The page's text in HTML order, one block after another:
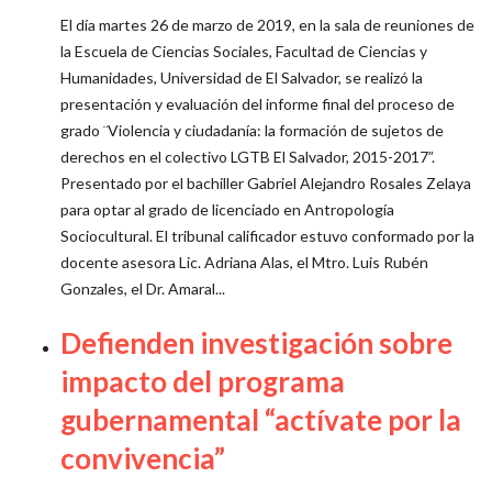
El día martes 26 de marzo de 2019, en la sala de reuniones de
la Escuela de Ciencias Sociales, Facultad de Ciencias y
Humanidades, Universidad de El Salvador, se realizó la
presentación y evaluación del informe final del proceso de
grado ¨Violencia y ciudadanía: la formación de sujetos de
derechos en el colectivo LGTB El Salvador, 2015-2017”.
Presentado por el bachiller Gabriel Alejandro Rosales Zelaya
para optar al grado de licenciado en Antropología
Sociocultural. El tribunal calificador estuvo conformado por la
docente asesora Lic. Adriana Alas, el Mtro. Luis Rubén
Gonzales, el Dr. Amaral...
Defienden investigación sobre
impacto del programa
gubernamental “actívate por la
convivencia”